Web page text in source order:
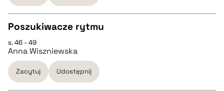
BIBTEX
pobierz cytat
CZYSTY TEKST
pobierz cytat
Poszukiwacze rytmu
s. 46 - 49
Anna Wiszniewska
Zacytuj Udostępnij